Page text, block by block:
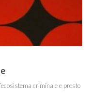
criminale e presto